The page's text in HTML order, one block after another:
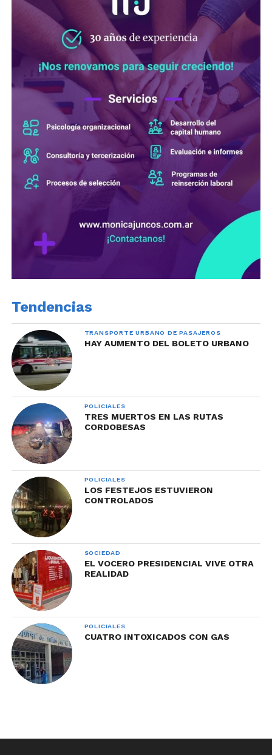
Tendencias
TRANSPORTE URBANO DE PASAJEROS
HAY AUMENTO DEL BOLETO URBANO
POLICIALES
TRES MUERTOS EN LAS RUTAS
CORDOBESAS
POLICIALES
LOS FESTEJOS ESTUVIERON
CONTROLADOS
SOCIEDAD
EL VOCERO PRESIDENCIAL VIVE OTRA
REALIDAD
POLICIALES
CUATRO INTOXICADOS CON GAS